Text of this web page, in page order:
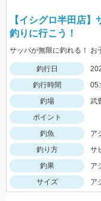
【イシグロ半田店
釣りに行こう！
サッパが無限に釣れる！ お
釣行日
釣行時間
釣場
武
ポイント
釣魚
ア
釣り方
サ
釣果
ア
サイズ
ア